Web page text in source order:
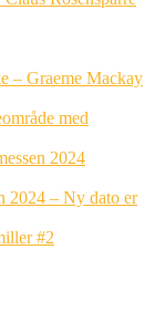
– Graeme Mackay
med
2024
2024 – Ny dato er
#2